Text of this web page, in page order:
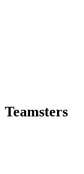
Teamsters